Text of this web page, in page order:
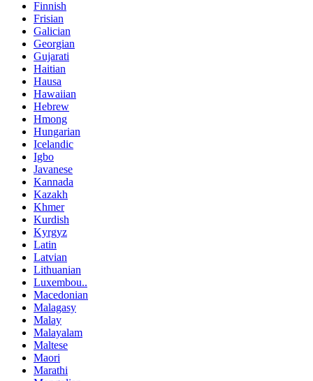
Finnish
Frisian
Galician
Georgian
Gujarati
Haitian
Hausa
Hawaiian
Hebrew
Hmong
Hungarian
Icelandic
Igbo
Javanese
Kannada
Kazakh
Khmer
Kurdish
Kyrgyz
Latin
Latvian
Lithuanian
Luxembou..
Macedonian
Malagasy
Malay
Malayalam
Maltese
Maori
Marathi